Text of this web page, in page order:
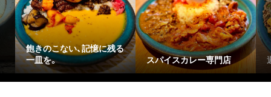
る
スパイスカレー専門店 週末限定の間借りカレー